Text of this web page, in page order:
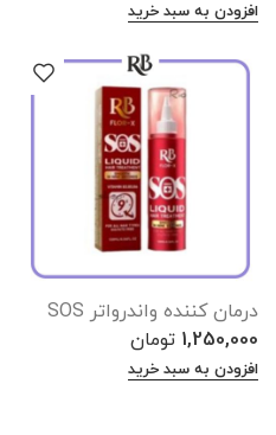
افزودن به سبد خرید
درمان کننده واندرواتر SOS
1,250,000 تومان
افزودن به سبد خرید